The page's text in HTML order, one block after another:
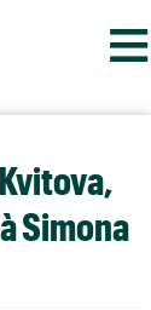
≡
Simona